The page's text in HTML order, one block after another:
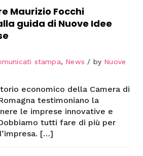
Maurizio Focchi
guida di Nuove Idee
stampa, News by Nuove
economico della Camera di
testimoniano la
le imprese innovative e
tutti fare di più per
[…]